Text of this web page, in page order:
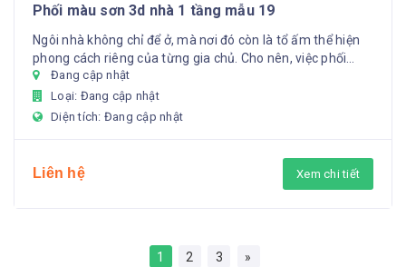
Phối màu sơn 3d nhà 1 tầng mẫu 19
Ngôi nhà không chỉ để ở, mà nơi đó còn là tổ ấm thể hiện
phong cách riêng của từng gia chủ. Cho nên, việc phối
màu sơ...
Đang cập nhật
Loại: Đang cập nhật
Diện tích: Đang cập nhật
Liên hệ Xem chi tiết
1 2 3 »